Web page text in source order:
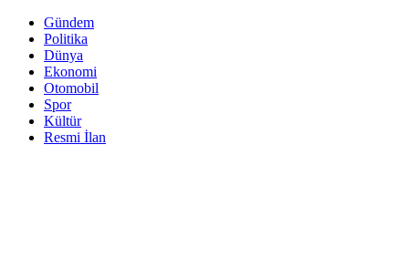
Gündem
Politika
Dünya
Ekonomi
Otomobil
Spor
Kültür
Resmi İlan